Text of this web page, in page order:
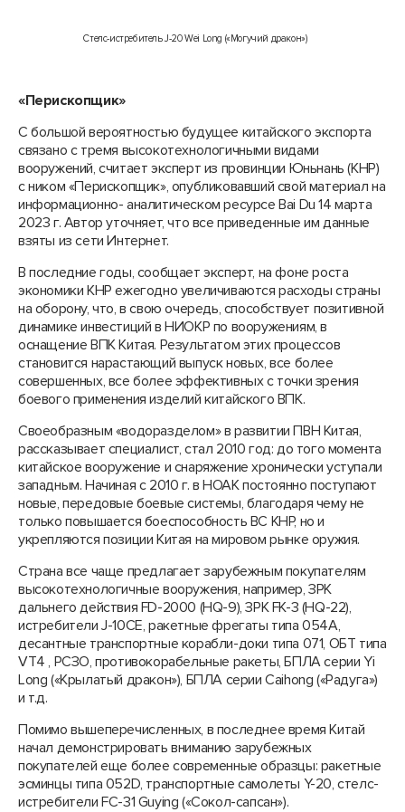
Cтелс-истребитель J-20 Wei Long («Могучий дракон»)
«Перископщик»
С большой вероятностью будущее китайского экспорта
связано с тремя высокотехнологичными видами
вооружений, считает эксперт из провинции Юньнань (КНР)
с ником «Перископщик», опубликовавший свой материал на
информационно- аналитическом ресурсе Bai Du 14 марта
2023 г. Автор уточняет, что все приведенные им данные
взяты из сети Интернет.
В последние годы, сообщает эксперт, на фоне роста
экономики КНР ежегодно увеличиваются расходы страны
на оборону, что, в свою очередь, способствует позитивной
динамике инвестиций в НИОКР по вооружениям, в
оснащение ВПК Китая. Результатом этих процессов
становится нарастающий выпуск новых, все более
совершенных, все более эффективных с точки зрения
боевого применения изделий китайского ВПК.
Своеобразным «водоразделом» в развитии ПВН Китая,
рассказывает специалист, стал 2010 год: до того момента
китайское вооружение и снаряжение хронически уступали
западным. Начиная с 2010 г. в НОАК постоянно поступают
новые, передовые боевые системы, благодаря чему не
только повышается боеспособность ВС КНР, но и
укрепляются позиции Китая на мировом рынке оружия.
Страна все чаще предлагает зарубежным покупателям
высокотехнологичные вооружения, например, ЗРК
дальнего действия FD-2000 (HQ-9), ЗРК FK-3 (HQ-22),
истребители J-10CE, ракетные фрегаты типа 054А,
десантные транспортные корабли-доки типа 071, ОБТ типа
VT4 , РСЗО, противокорабельные ракеты, БПЛА серии Yi
Long («Крылатый дракон»), БПЛА серии Caihong («Радуга»)
и т.д.
Помимо вышеперечисленных, в последнее время Китай
начал демонстрировать вниманию зарубежных
покупателей еще более современные образцы: ракетные
эсминцы типа 052D, транспортные самолеты Y-20, стелс-
истребители FC-31 Guying («Сокол-сапсан»).